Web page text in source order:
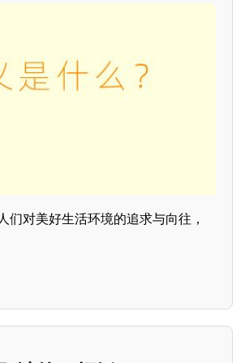
对美好生活环境的追求与向往，